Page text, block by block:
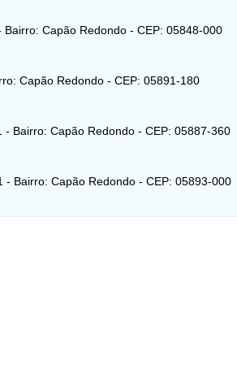
Capão Redondo - CEP: 05848-000
Capão Redondo - CEP: 05891-180
- Bairro: Capão Redondo - CEP: 05887-360
- Bairro: Capão Redondo - CEP: 05893-000